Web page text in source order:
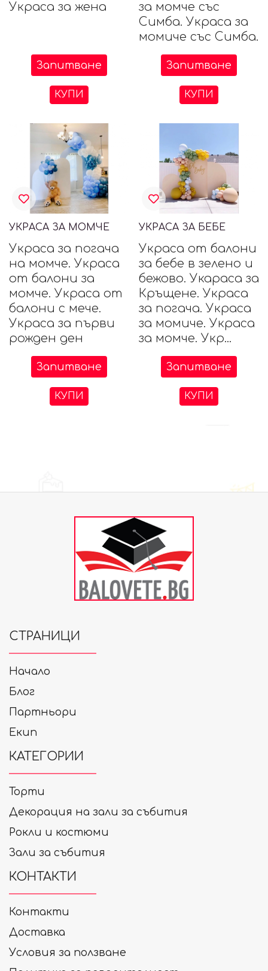
Украса за жена
Запитване
КУПИ
за момче със
Симба. Украса за
момиче със Симба.
Запитване
КУПИ
УКРАСА ЗА МОМЧЕ
Украса за погача
на момче. Украса
от балони за
момче. Украса от
балони с мече.
Украса за първи
рожден ден
Запитване
КУПИ
УКРАСА ЗА БЕБЕ
Украса от балони
за бебе в зелено и
бежово. Укараса за
Кръщене. Украса
за погача. Украса
за момиче. Украса
за момче. Укр...
Запитване
КУПИ
СТРАНИЦИ
Начало
Блог
Партньори
Екип
КАТЕГОРИИ
Торти
Декорация на зали за събития
Рокли и костюми
Зали за събития
КОНТАКТИ
Контакти
Доставка
Условия за ползване